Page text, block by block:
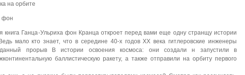
на орбите
фон
книга Ганца-Ульриха фон Кранца откроет перед вами еще одну странщу истории
мало кто знает, что в середине 40-х годов XX века гитлеровские инженеры
прорыв В истории освоения космоса: они создали н запустили в
баллистическую ракету, а также отправили на орбиту первого